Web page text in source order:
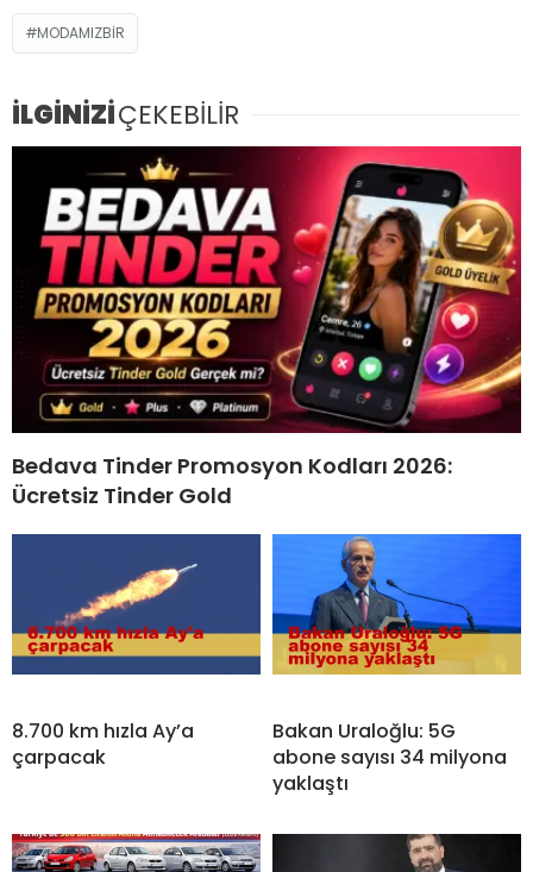
MODAMIZBIR
İLGİNİZİÇEKEBİLİR
Bedava Tinder Promosyon Kodları 2026:
Ücretsiz Tinder Gold
8.700 km hızla Ay’a
çarpacak
Bakan Uraloğlu: 5G
abone sayısı 34 milyona
yaklaştı